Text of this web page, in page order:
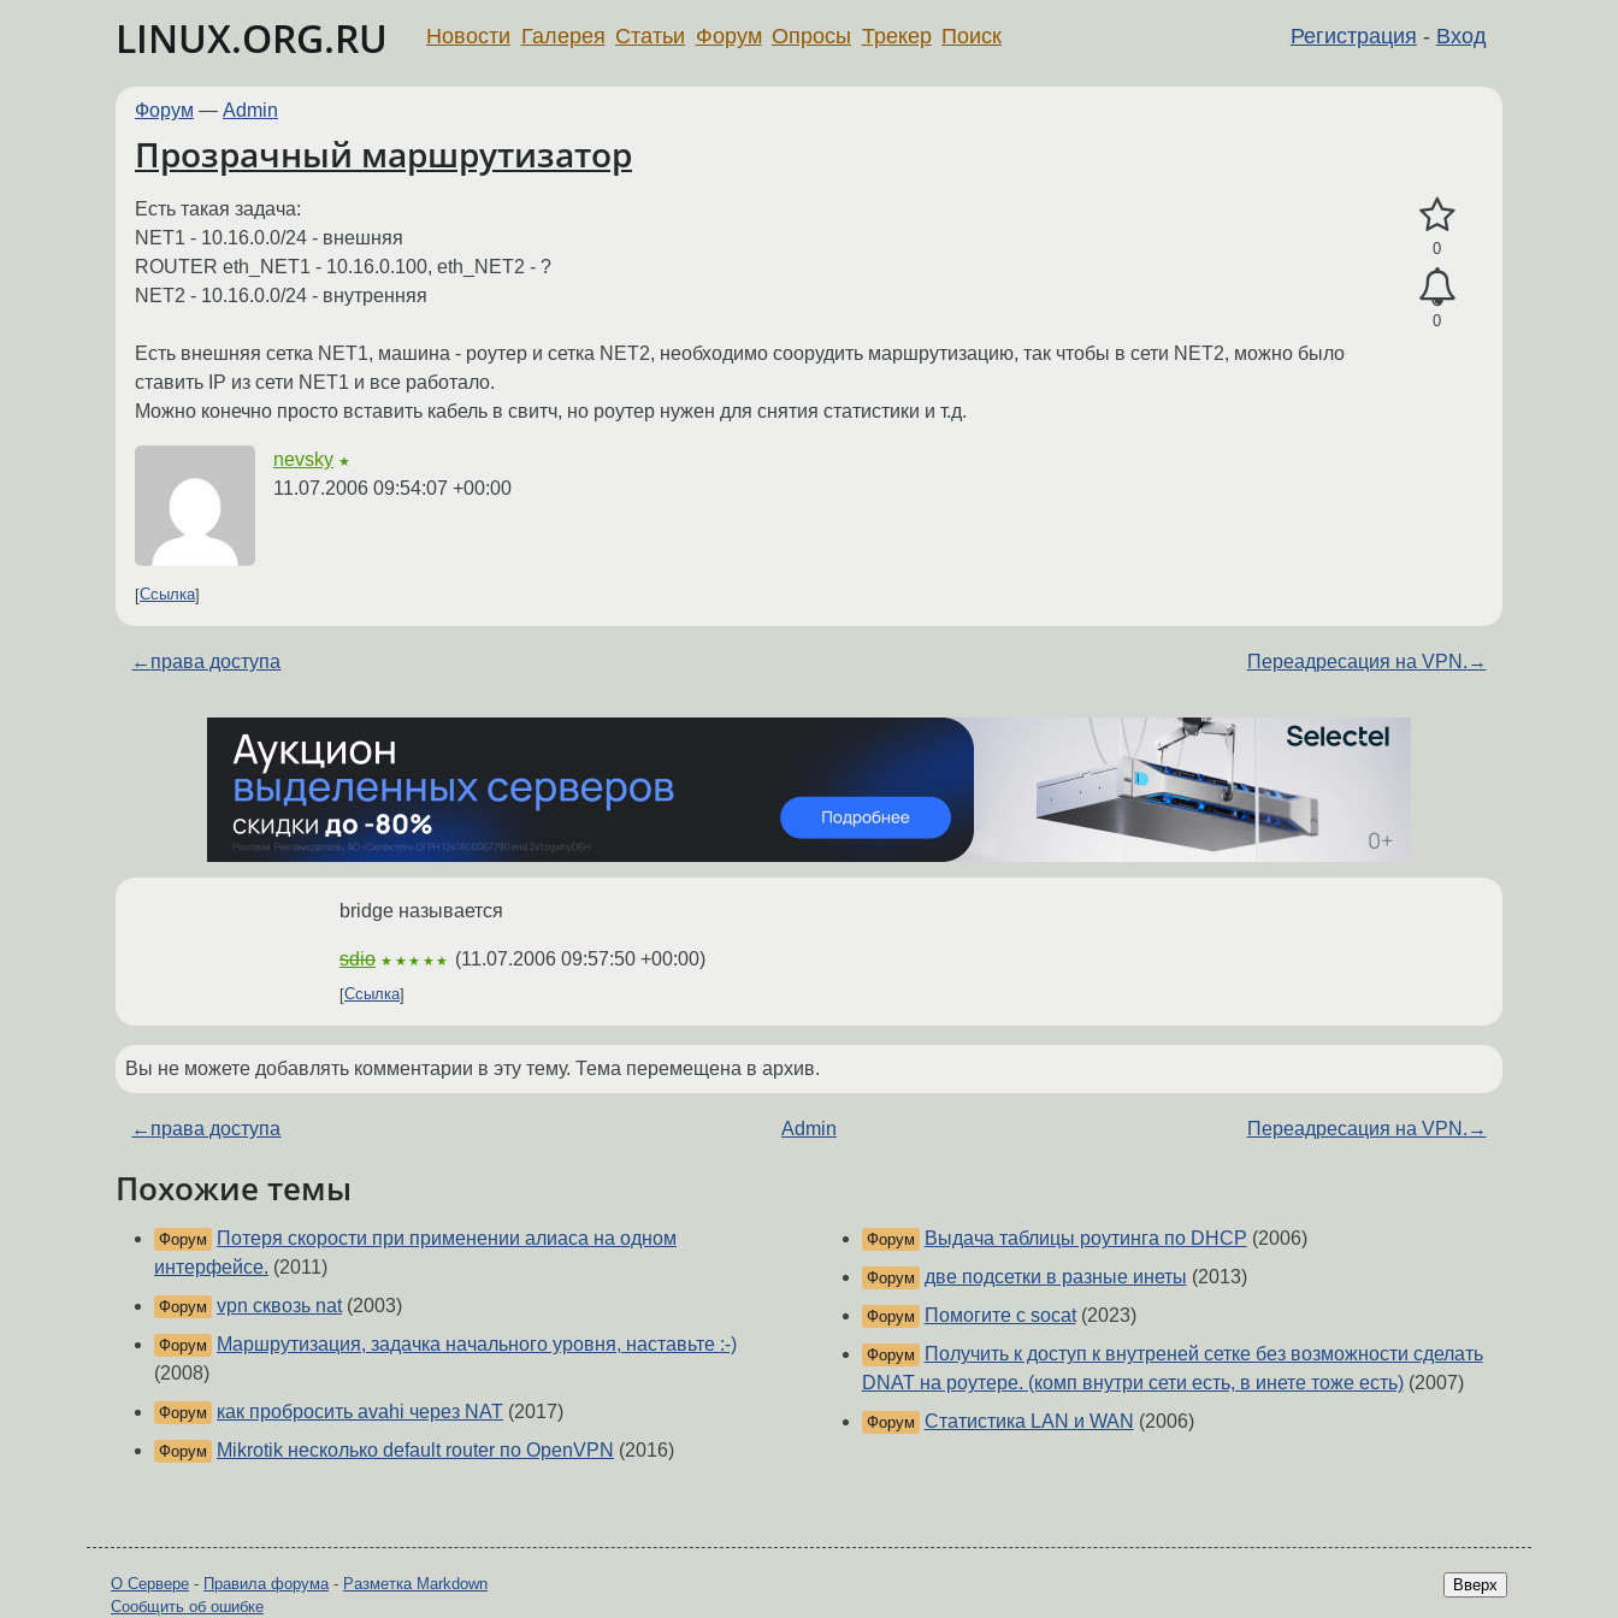
LINUX.ORG.RU Регистрация - Вход
Новости Галерея Статьи Форум Опросы Трекер Поиск
Форум — Admin
Прозрачный маршрутизатор
0
0
Есть такая задача:
NET1 - 10.16.0.0/24 - внешняя
ROUTER eth_NET1 - 10.16.0.100, eth_NET2 - ?
NET2 - 10.16.0.0/24 - внутренняя
Есть внешняя сетка NET1, машина - роутер и сетка NET2, необходимо соорудить маршрутизацию, так чтобы в сети NET2, можно было
ставить IP из сети NET1 и все работало.
Можно конечно просто вставить кабель в свитч, но роутер нужен для снятия статистики и т.д.
nevsky ★
11.07.2006 09:54:07 +00:00
Ссылка
← права доступа Переадресация на VPN. →
bridge называется
sdio ★★★★★ (11.07.2006 09:57:50 +00:00)
Ссылка
Вы не можете добавлять комментарии в эту тему. Тема перемещена в архив.
← права доступа Admin Переадресация на VPN. →
Похожие темы
Форум
Потеря скорости при применении алиаса на одном
интерфейсе. (2011)
Форум vpn сквозь nat(2003)
Форум
Маршрутизация, задачка начального уровня, наставьте :-)
(2008)
Форум как пробросить avahi через NAT (2017)
Форум Mikrotik несколько default router по OpenVPN (2016)
Форум Выдача таблицы роутинга по DHCP (2006)
Форум две подсетки в разные инеты (2013)
Форум Помогите с socat(2023)
Форум
Получить к доступ к внутреней сетке без возможности сделать
DNAT на роутере. (комп внутри сети есть, в инете тоже есть)(2007)
Форум Статистика LAN и WAN (2006)
Вверх
О Сервере - Правила форума- Разметка Markdown
Сообщить об ошибке